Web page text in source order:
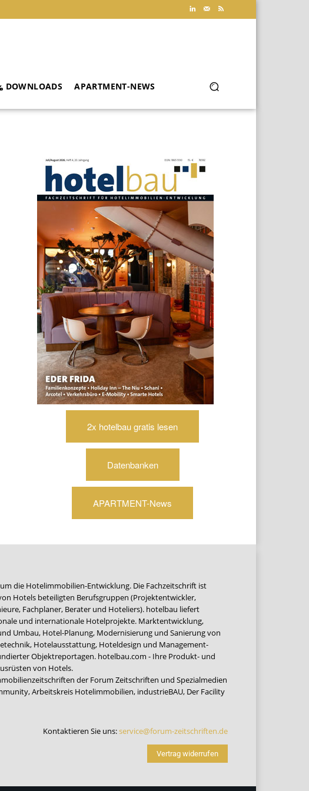
DOWNLOADS APARTMENT-NEWS
2x hotelbau gratis lesen
Datenbanken
APARTMENT-News
die Hotelimmobilien-Entwicklung. Die Fachzeitschrift ist
Hotels beteiligten Berufsgruppen (Projektentwickler,
Fachplaner, Berater und Hoteliers). hotelbau liefert
und internationale Hotelprojekte. Marktentwicklung,
Umbau, Hotel-Planung, Modernisierung und Sanierung von
Hotelausstattung, Hoteldesign und Management-
Objektreportagen. hotelbau.com - Ihre Produkt- und
von Hotels.
der Forum Zeitschriften und Spezialmedien
,Arbeitskreis Hotelimmobilien, industrieBAU, Der Facility
Kontaktieren Sie uns:service@forum-zeitschriften.de
Vertrag widerrufen